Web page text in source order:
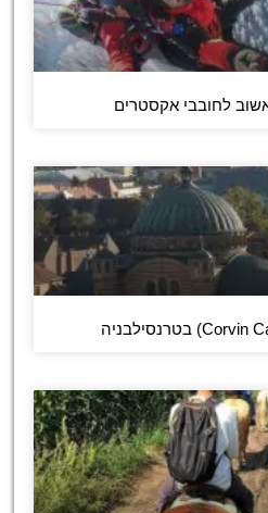
לחובבי אקסטרים